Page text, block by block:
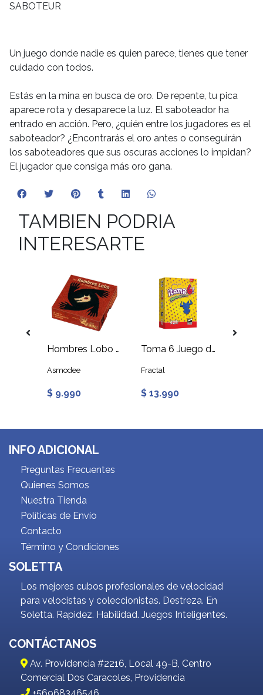
SABOTEUR
Un juego donde nadie es quien parece, tienes que tener
cuidado con todos.
Estás en la mina en busca de oro. De repente, tu pica
aparece rota y desaparece la luz. El saboteador ha
entrado en acción. Pero, ¿quién entre los jugadores es el
saboteador? ¿Encontrarás el oro antes o conseguirán
los saboteadores que sus oscuras acciones lo impidan?
El jugador que consiga más oro gana.
TAMBIEN PODRIA
INTERESARTE
Hombres Lobo Juego de Mesa
Asmodee
$ 9.990
Toma 6 Juego de Mesa
Fractal
$ 13.990
INFO ADICIONAL
Preguntas Frecuentes
Quienes Somos
Nuestra Tienda
Políticas de Envío
Contacto
Término y Condiciones
SOLETTA
Los mejores cubos profesionales de velocidad
para velocistas y coleccionistas. Destreza. En
Soletta. Rapidez. Habilidad. Juegos Inteligentes.
CONTÁCTANOS
Av. Providencia #2216, Local 49-B, Centro
Comercial Dos Caracoles, Providencia